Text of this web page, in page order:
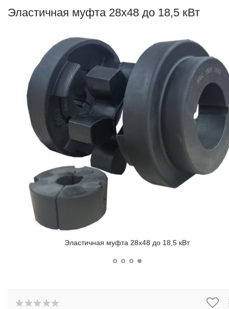
Эластичная муфта 28x48 до 18,5 кВт
Эластичная муфта 28x48 до 18,5 кВт